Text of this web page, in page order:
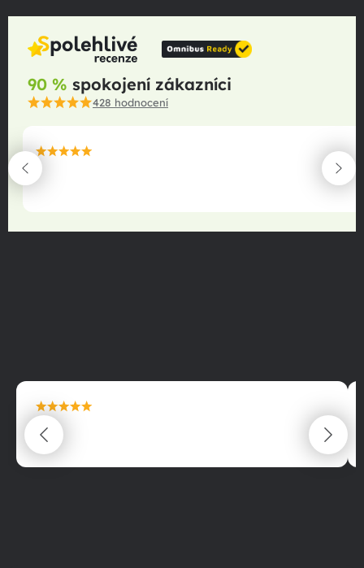
90 % spokojení zákazníci
428 hodnocení
maximální spokojenost
22.06.2025
maximální spokojenost
22.06.2025